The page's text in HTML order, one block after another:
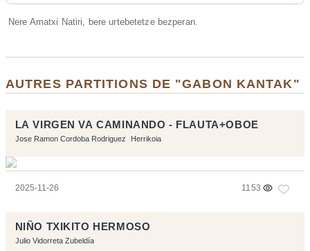
Nere Amatxi Natiri, bere urtebetetze bezperan.
AUTRES PARTITIONS DE "GABON KANTAK"
LA VIRGEN VA CAMINANDO - FLAUTA+OBOE
Jose Ramon Cordoba Rodriguez Herrikoia
2025-11-26 1153
NIÑO TXIKITO HERMOSO
Julio Vidorreta Zubeldía